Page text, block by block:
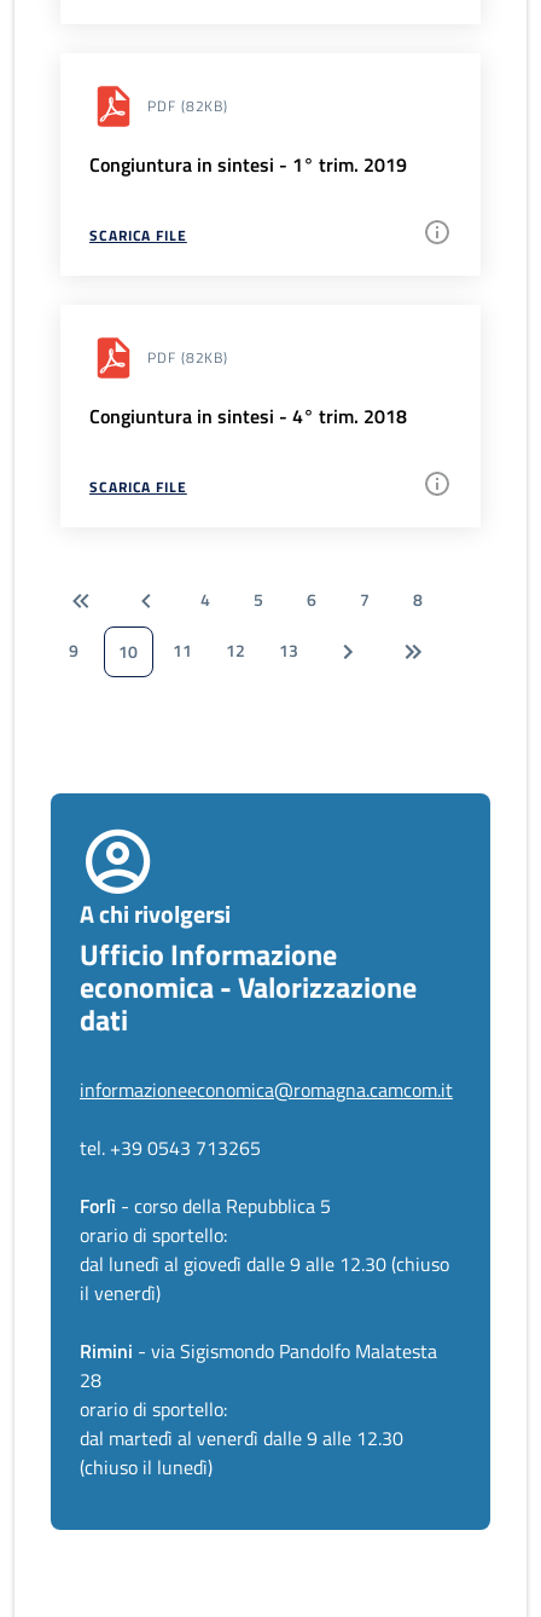
PDF (82KB)
Congiuntura in sintesi - 1° trim. 2019
SCARICA FILE
PDF (82KB)
Congiuntura in sintesi - 4° trim. 2018
SCARICA FILE
4 5 6 7
8
9
10 11 12 13
A chi rivolgersi
Ufficio Informazione
economica - Valorizzazione
dati
informazioneeconomica@romagna.camcom.it
tel. +39 0543 713265
Forlì - corso della Repubblica 5
orario di sportello:
dal lunedì al giovedì dalle 9 alle 12.30 (chiuso
il venerdì)
Rimini - via Sigismondo Pandolfo Malatesta
28
orario di sportello:
dal martedì al venerdì dalle 9 alle 12.30
(chiuso il lunedì)